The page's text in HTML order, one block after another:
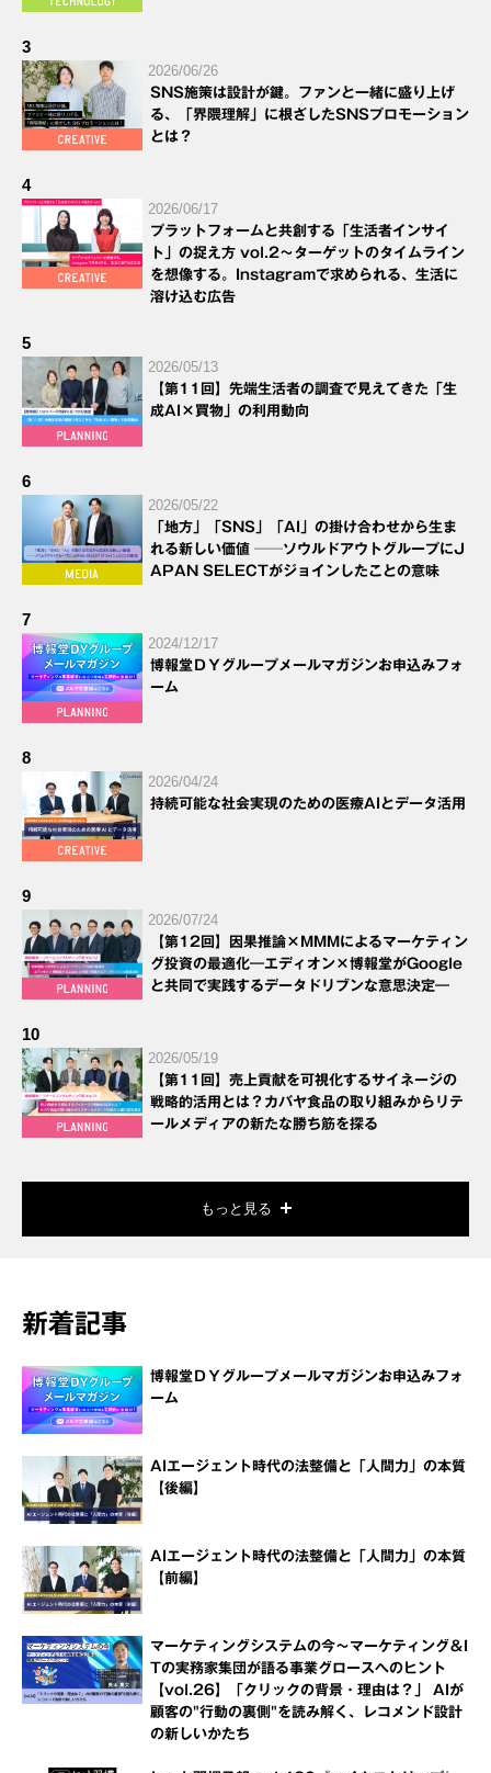
3
2026/06/26
SNS施策は設計が鍵。ファンと一緒に盛り上げ
る、「界隈理解」に根ざしたSNSプロモーション
とは？
4
2026/06/17
プラットフォームと共創する「生活者インサイ
ト」の捉え方 vol.2～ターゲットのタイムライン
を想像する。Instagramで求められる、生活に
溶け込む広告
5
2026/05/13
【第11回】先端生活者の調査で見えてきた「生
成AI×買物」の利用動向
6
2026/05/22
「地方」「SNS」「AI」の掛け合わせから生ま
れる新しい価値 ──ソウルドアウトグループにJ
APAN SELECTがジョインしたことの意味
7
2024/12/17
博報堂ＤＹグループメールマガジンお申込みフォ
ーム
8
2026/04/24
持続可能な社会実現のための医療AIとデータ活用
9
2026/07/24
【第12回】因果推論×MMMによるマーケティン
グ投資の最適化―エディオン×博報堂がGoogle
と共同で実践するデータドリブンな意思決定―
10
2026/05/19
【第11回】売上貢献を可視化するサイネージの
戦略的活用とは？カバヤ食品の取り組みからリテ
ールメディアの新たな勝ち筋を探る
もっと見る
新着記事
博報堂ＤＹグループメールマガジンお申込みフォ
ーム
AIエージェント時代の法整備と「人間力」の本質
【後編】
AIエージェント時代の法整備と「人間力」の本質
【前編】
マーケティングシステムの今～マーケティング＆I
Tの実務家集団が語る事業グロースへのヒント
【vol.26】「クリックの背景・理由は？」 AIが
顧客の"行動の裏側"を読み解く、レコメンド設計
の新しいかたち